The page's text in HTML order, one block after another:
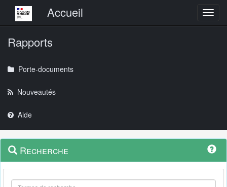
Menu principalAccueil
Rapports
Porte-documents
Nouveautés
Aide
Navigation
outils
Menu
contextuel
Recherche